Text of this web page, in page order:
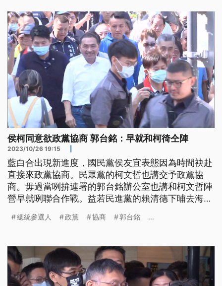
侯柯同意欲政黨協商 郭台銘：早就和柯徛仝陣
2023/10/26 19:15
藍白合出現新進度，國民黨侯友宜表態因為時間袂赴
直接來政黨協商。民眾黨的柯文哲也講交予政黨協
商。毋過當咧拚連署的郭台銘辦公室也講和柯文哲陣
營早就咧聯合作戰。益若民進黨的賴清德下晡去海洋
調來遮就是欲聽學生的想法。（這條新聞標題、前言
總統參選人 政黨 協商 郭台銘 ...